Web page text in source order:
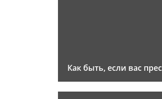
Как быть, если вас